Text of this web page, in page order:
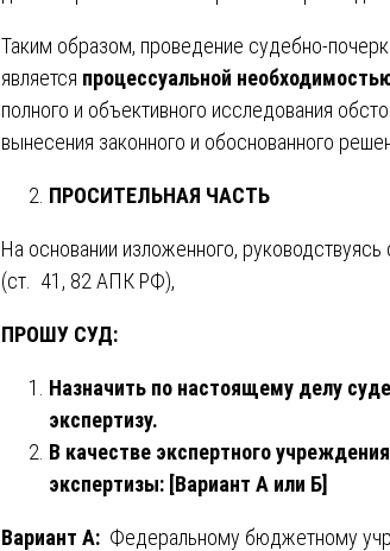
Таким образом, проведение судебно-
является процессуальной
полного и объективного исследования
вынесения законного и обоснованного
ПРОСИТЕЛЬНАЯ ЧАСТЬ
На основании изложенного,
(ст. 41, 82 АПК РФ),
ПРОШУ СУД:
Назначить по настоящему делу
экспертизу.
В качестве экспертного
экспертизы: [Вариант А или Б]
Вариант А: Федеральному бюджетному